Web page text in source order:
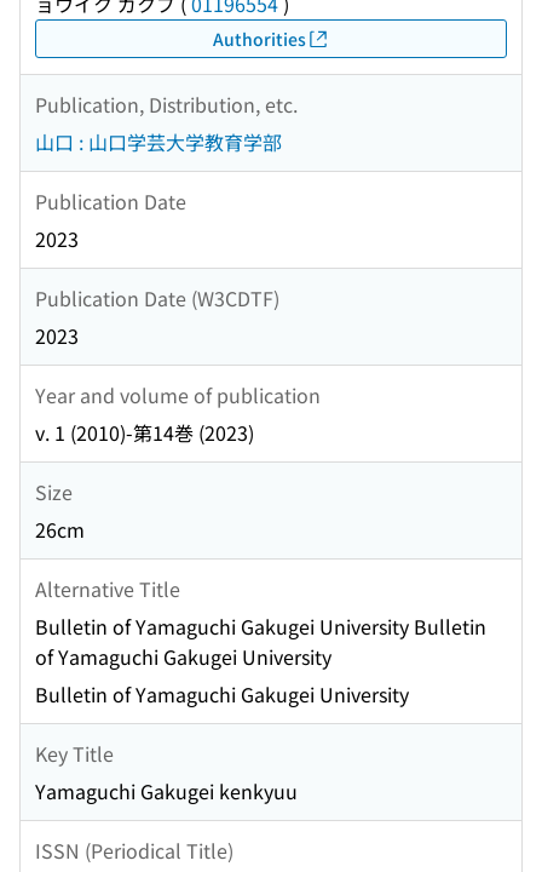
Authorities
Publication, Distribution, etc.
山口 : 山口学芸大学教育学部
Publication Date
2023
Publication Date (W3CDTF)
2023
Year and volume of publication
v. 1 (2010)-第14巻 (2023)
Size
26cm
Alternative Title
Bulletin of Yamaguchi Gakugei University Bulletin
of Yamaguchi Gakugei University
Bulletin of Yamaguchi Gakugei University
Key Title
Yamaguchi Gakugei kenkyuu
ISSN (Periodical Title)